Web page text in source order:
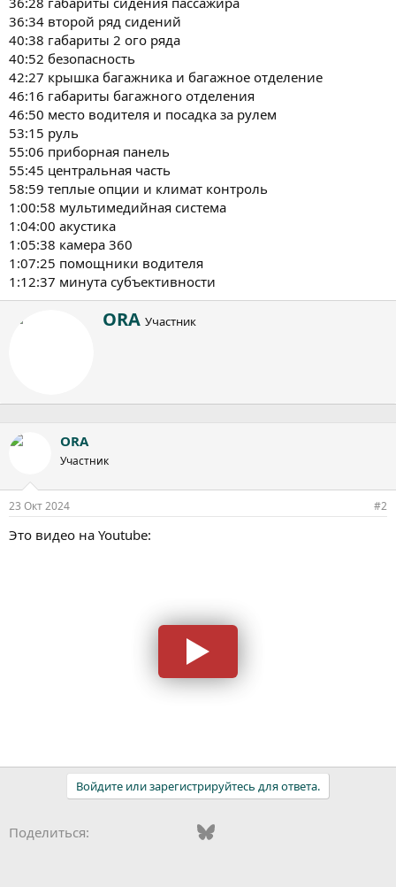
36:34 второй ряд сидений
40:38 габариты 2 ого ряда
40:52 безопасность
42:27 крышка багажника и багажное отделение
46:16 габариты багажного отделения
46:50 место водителя и посадка за рулем
53:15 руль
55:06 приборная панель
55:45 центральная часть
58:59 теплые опции и климат контроль
1:00:58 мультимедийная система
1:04:00 акустика
1:05:38 камера 360
1:07:25 помощники водителя
1:12:37 минута субъективности
А
в
ORA Участник
ORA
Участник
23 Окт 2024 #2
Это видео на Youtube:
Войдите или зарегистрируйтесь для ответа.
Поделиться: Odnoklassniki
Mail.ruBluesky